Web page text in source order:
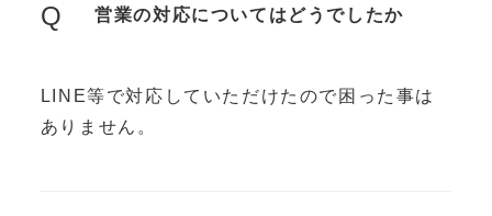
Q 営業の対応についてはどうでしたか
LINE等で対応していただけたので困った事は
ありません。